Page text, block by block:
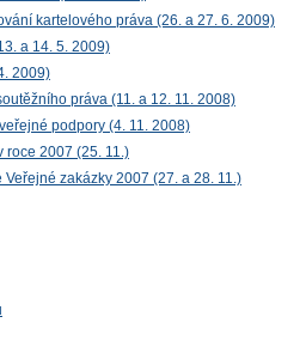
kartelového práva (26. a 27. 6. 2009)
a 14. 5. 2009)
2009)
práva (11. a 12. 11. 2008)
podpory (4. 11. 2008)
roce 2007 (25. 11.)
Veřejné zakázky 2007 (27. a 28. 11.)